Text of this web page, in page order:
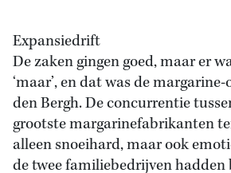
Expansiedrift
De zaken gingen goed, maar er
‘maar’, en dat was de
den Bergh. De concurrentie
grootste margarinefabrikanten
alleen snoeihard, maar ook
de twee familiebedrijven hadden